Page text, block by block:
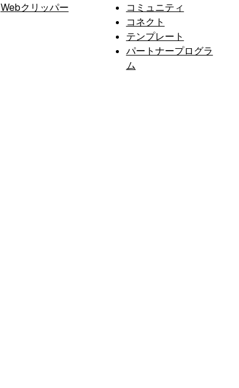
Webクリッパー
コミュニティ
コネクト
テンプレート
パートナープログラ
ム